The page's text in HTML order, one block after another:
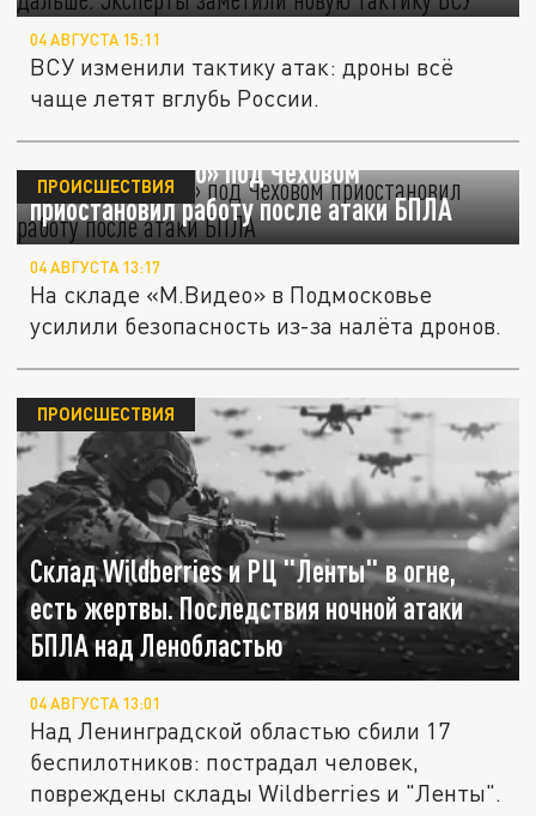
04 АВГУСТА 15:11
ВСУ изменили тактику атак: дроны всё
чаще летят вглубь России.
Склад «М.Видео» под Чеховом
приостановил работу после атаки БПЛА
ПРОИСШЕСТВИЯ
04 АВГУСТА 13:17
На складе «М.Видео» в Подмосковье
усилили безопасность из-за налёта дронов.
Склад Wildberries и РЦ "Ленты" в огне,
есть жертвы. Последствия ночной атаки
БПЛА над Ленобластью
ПРОИСШЕСТВИЯ
04 АВГУСТА 13:01
Над Ленинградской областью сбили 17
беспилотников: пострадал человек,
повреждены склады Wildberries и "Ленты".